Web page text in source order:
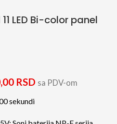
LED Bi-color panel
RSD sa PDV-om
sekundi